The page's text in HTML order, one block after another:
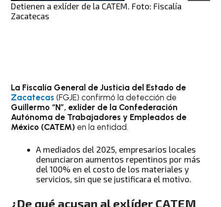
Detienen a exlíder de la CATEM. Foto: Fiscalía
Zacatecas
La Fiscalía General de Justicia del Estado de
Zacatecas (FGJE) confirmó la detección de
Guillermo “N”, exlíder de la Confederación
Autónoma de Trabajadores y Empleados de
México (CATEM) en la entidad.
A mediados del 2025, empresarios locales
denunciaron aumentos repentinos por más
del 100% en el costo de los materiales y
servicios, sin que se justificara el motivo.
¿De qué acusan al exlíder CATEM